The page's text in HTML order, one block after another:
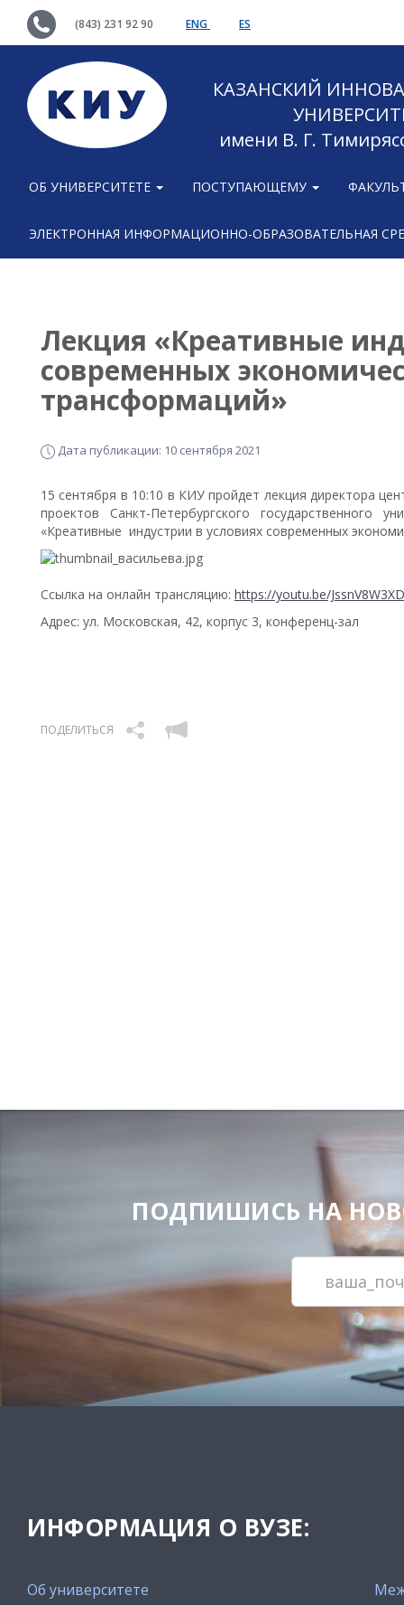
(843) 231 92 90 ENG ES
КАЗАНСКИЙ
имени В. Г.
ОБ УНИВЕРСИТЕТЕ ПОСТУПАЮЩЕМУ
ЭЛЕКТРОННАЯ ИНФОРМАЦИОННО-ОБРАЗОВАТЕЛЬНАЯ
Лекция «Креативные
современных
трансформаций»
Дата публикации: 10 сентября 2021
15 сентября в 10:10 в КИУ пройдет лекция директора
проектов Санкт-Петербургского
«Креативные индустрии в условиях современных
Ссылка на онлайн трансляцию: https://youtu.be/
Адрес: ул. Московская, 42, корпус 3, конференц-зал
ПОДЕЛИТЬСЯ
ПОДПИШИСЬ НА
ИНФОРМАЦИЯ О ВУЗЕ:
Об университете